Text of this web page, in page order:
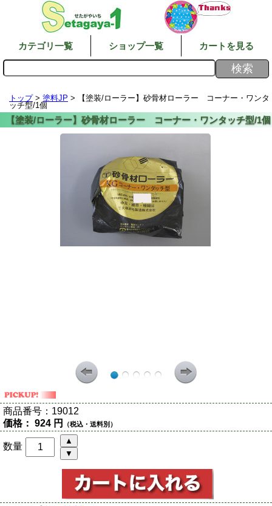
カテゴリ一覧 ショップ一覧 カートを見る
トップ> 塗料JP > 【塗装/ローラー】砂骨材ローラー コーナー・ワンタ
ッチ型/1個
商品番号： 19012
価格： 924 円 （税込・送料別）
数量